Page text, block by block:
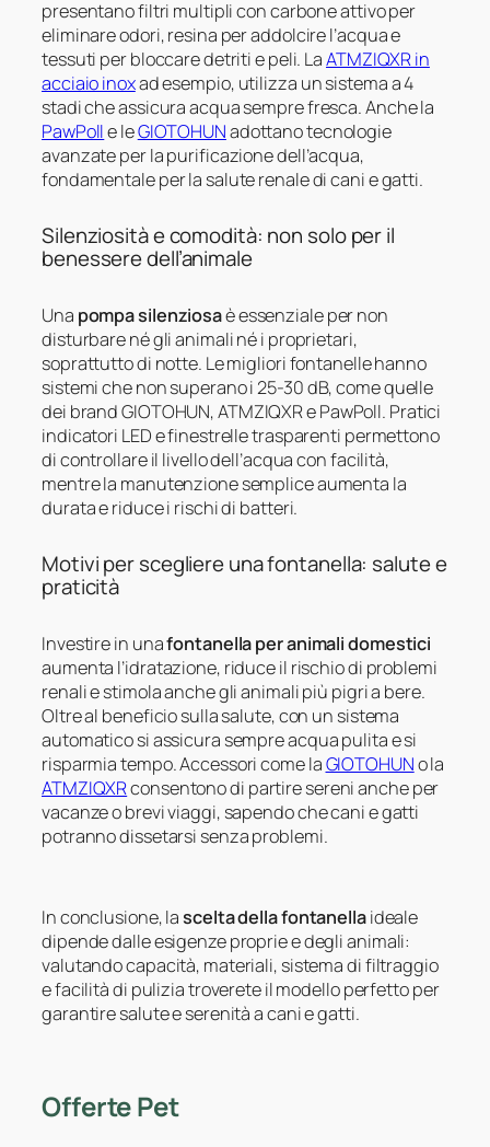
presentano filtri multipli con carbone attivo per
eliminare odori, resina per addolcire l’acqua e
tessuti per bloccare detriti e peli. LaATMZIQXR in
acciaio inoxad esempio, utilizza un sistema a 4
stadi che assicura acqua sempre fresca. Anche la
PawPolle leGIOTOHUNadottano tecnologie
avanzate per la purificazione dell’acqua,
fondamentale per la salute renale di cani e gatti.
Silenziosità e comodità: non solo per il
benessere dell’animale
Una pompa silenziosaè essenziale per non
disturbare né gli animali né i proprietari,
soprattutto di notte. Le migliori fontanelle hanno
sistemi che non superano i 25-30 dB, come quelle
dei brand GIOTOHUN, ATMZIQXR e PawPoll. Pratici
indicatori LED e finestrelle trasparenti permettono
di controllare il livello dell’acqua con facilità,
mentre la manutenzione semplice aumenta la
durata e riduce i rischi di batteri.
Motivi per scegliere una fontanella: salute e
praticità
Investire in unafontanella per animali domestici
aumenta l’idratazione, riduce il rischio di problemi
renali e stimola anche gli animali più pigri a bere.
Oltre al beneficio sulla salute, con un sistema
automatico si assicura sempre acqua pulita e si
risparmia tempo. Accessori come laGIOTOHUNo la
ATMZIQXRconsentono di partire sereni anche per
vacanze o brevi viaggi, sapendo che cani e gatti
potranno dissetarsi senza problemi.
In conclusione, lascelta della fontanellaideale
dipende dalle esigenze proprie e degli animali:
valutando capacità, materiali, sistema di filtraggio
e facilità di pulizia troverete il modello perfetto per
garantire salute e serenità a cani e gatti.
Offerte Pet